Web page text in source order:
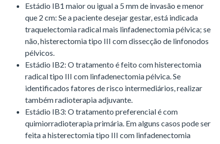
Estádio IB1 maior ou igual a 5 mm de invasão e menor
que 2 cm: Se a paciente desejar gestar, está indicada
traquelectomia radical mais linfadenectomia pélvica; se
não, histerectomia tipo III com dissecção de linfonodos
pélvicos.
Estádio IB2: O tratamento é feito com histerectomia
radical tipo III com linfadenectomia pélvica. Se
identificados fatores de risco intermediários, realizar
também radioterapia adjuvante.
Estádio IB3: O tratamento preferencial é com
quimiorradioterapia primária. Em alguns casos pode ser
feita a histerectomia tipo III com linfadenectomia